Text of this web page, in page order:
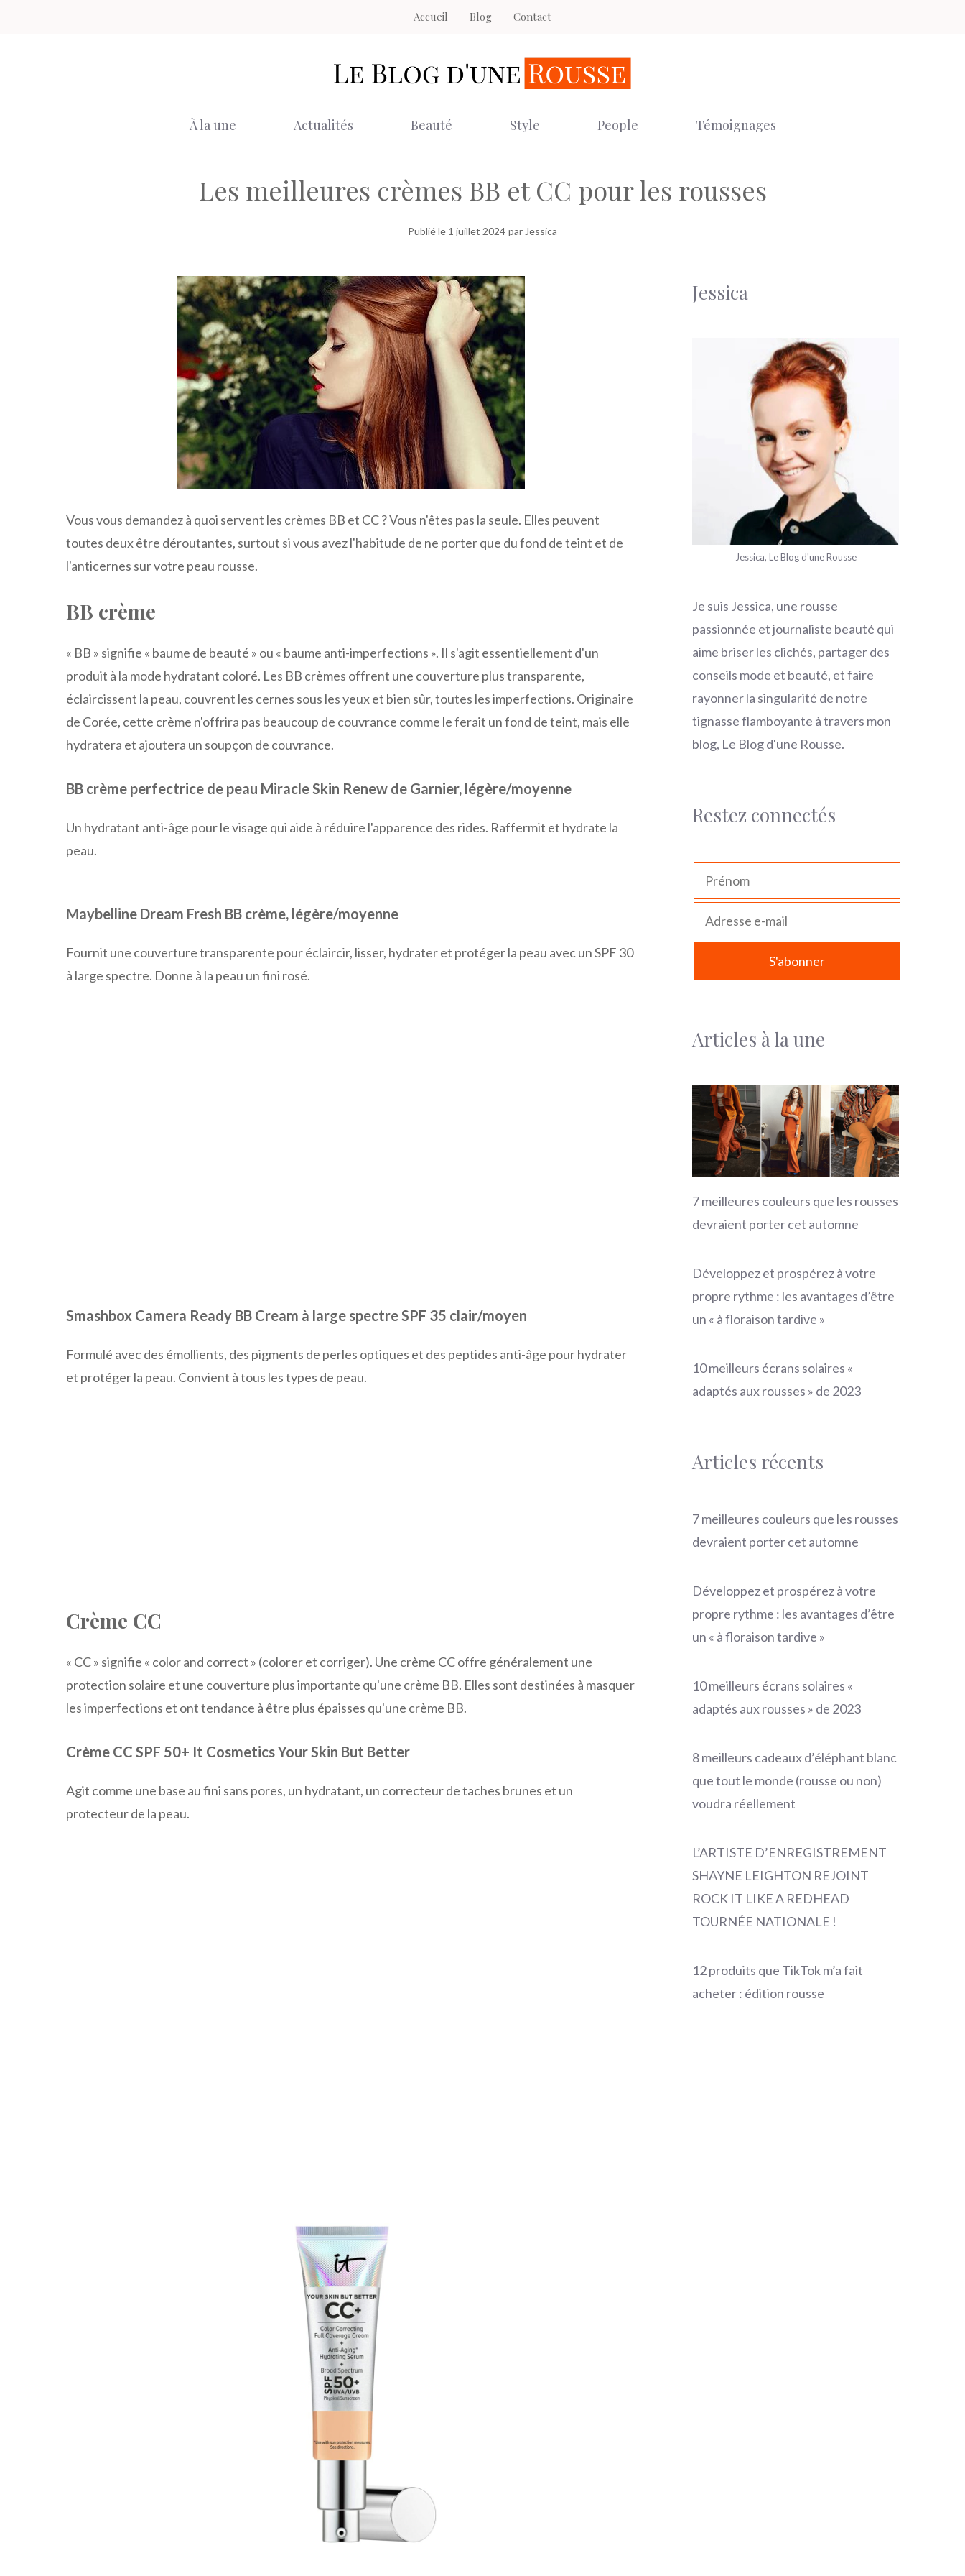
Accueil Blog Contact
À la une Actualités Beauté Style People Témoignages
Les meilleures crèmes BB et CC pour les rousses
Publié le 1 juillet 2024 par Jessica
Vous vous demandez à quoi servent les crèmes BB et CC ? Vous n'êtes pas la seule. Elles peuvent
toutes deux être déroutantes, surtout si vous avez l'habitude de ne porter que du fond de teint et de
l'anticernes sur votre peau rousse.
BB crème
« BB » signifie « baume de beauté » ou « baume anti-imperfections ». Il s'agit essentiellement d'un
produit à la mode hydratant coloré. Les BB crèmes offrent une couverture plus transparente,
éclaircissent la peau, couvrent les cernes sous les yeux et bien sûr, toutes les imperfections. Originaire
de Corée, cette crème n'offrira pas beaucoup de couvrance comme le ferait un fond de teint, mais elle
hydratera et ajoutera un soupçon de couvrance.
BB crème perfectrice de peau Miracle Skin Renew de Garnier, légère/moyenne
Un hydratant anti-âge pour le visage qui aide à réduire l'apparence des rides. Raffermit et hydrate la
peau.
Maybelline Dream Fresh BB crème, légère/moyenne
Fournit une couverture transparente pour éclaircir, lisser, hydrater et protéger la peau avec un SPF 30
à large spectre. Donne à la peau un fini rosé.
Smashbox Camera Ready BB Cream à large spectre SPF 35 clair/moyen
Formulé avec des émollients, des pigments de perles optiques et des peptides anti-âge pour hydrater
et protéger la peau. Convient à tous les types de peau.
Crème CC
« CC » signifie « color and correct » (colorer et corriger). Une crème CC offre généralement une
protection solaire et une couverture plus importante qu'une crème BB. Elles sont destinées à masquer
les imperfections et ont tendance à être plus épaisses qu'une crème BB.
Crème CC SPF 50+ It Cosmetics Your Skin But Better
Agit comme une base au fini sans pores, un hydratant, un correcteur de taches brunes et un
protecteur de la peau.
Jessica
Jessica, Le Blog d'une Rousse
Je suis Jessica, une rousse
passionnée et journaliste beauté qui
aime briser les clichés, partager des
conseils mode et beauté, et faire
rayonner la singularité de notre
tignasse flamboyante à travers mon
blog, Le Blog d'une Rousse.
Restez connectés
Articles à la une
7 meilleures couleurs que les rousses
devraient porter cet automne
Développez et prospérez à votre
propre rythme : les avantages d’être
un « à floraison tardive »
10 meilleurs écrans solaires «
adaptés aux rousses » de 2023
Articles récents
7 meilleures couleurs que les rousses
devraient porter cet automne
Développez et prospérez à votre
propre rythme : les avantages d’être
un « à floraison tardive »
10 meilleurs écrans solaires «
adaptés aux rousses » de 2023
8 meilleurs cadeaux d’éléphant blanc
que tout le monde (rousse ou non)
voudra réellement
L’ARTISTE D’ENREGISTREMENT
SHAYNE LEIGHTON REJOINT
ROCK IT LIKE A REDHEAD
TOURNÉE NATIONALE !
12 produits que TikTok m’a fait
acheter : édition rousse